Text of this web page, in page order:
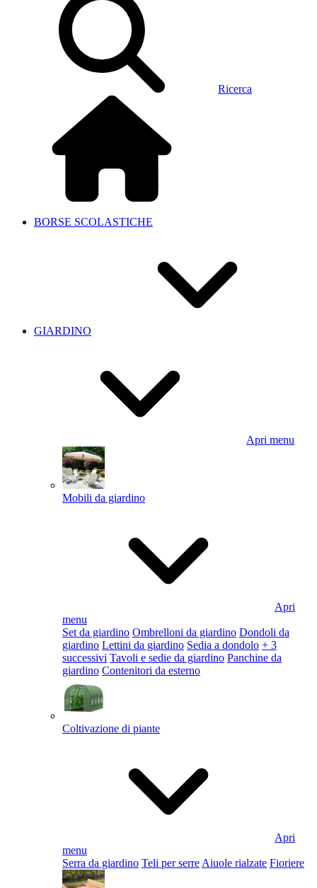
Ricerca
BORSE SCOLASTICHE
GIARDINO
Apri menu
Mobili da giardino
Apri
menu
Set da giardino Ombrelloni da giardino Dondoli da
giardino Lettini da giardino Sedia a dondolo + 3
successivi Tavoli e sedie da giardino Panchine da
giardino Contenitori da esterno
Coltivazione di piante
Apri
menu
Serra da giardino Teli per serre Aiuole rialzate Fioriere